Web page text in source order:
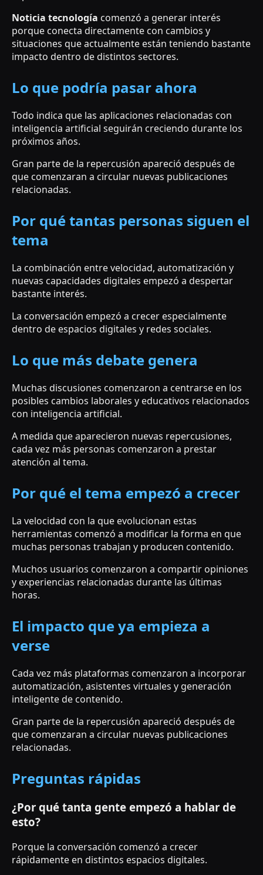
Noticia tecnología comenzó a generar interés
porque conecta directamente con cambios y
situaciones que actualmente están teniendo bastante
impacto dentro de distintos sectores.
Lo que podría pasar ahora
Todo indica que las aplicaciones relacionadas con
inteligencia artificial seguirán creciendo durante los
próximos años.
Gran parte de la repercusión apareció después de
que comenzaran a circular nuevas publicaciones
relacionadas.
Por qué tantas personas siguen el
tema
La combinación entre velocidad, automatización y
nuevas capacidades digitales empezó a despertar
bastante interés.
La conversación empezó a crecer especialmente
dentro de espacios digitales y redes sociales.
Lo que más debate genera
Muchas discusiones comenzaron a centrarse en los
posibles cambios laborales y educativos relacionados
con inteligencia artificial.
A medida que aparecieron nuevas repercusiones,
cada vez más personas comenzaron a prestar
atención al tema.
Por qué el tema empezó a crecer
La velocidad con la que evolucionan estas
herramientas comenzó a modificar la forma en que
muchas personas trabajan y producen contenido.
Muchos usuarios comenzaron a compartir opiniones
y experiencias relacionadas durante las últimas
horas.
El impacto que ya empieza a
verse
Cada vez más plataformas comenzaron a incorporar
automatización, asistentes virtuales y generación
inteligente de contenido.
Gran parte de la repercusión apareció después de
que comenzaran a circular nuevas publicaciones
relacionadas.
Preguntas rápidas
¿Por qué tanta gente empezó a hablar de
esto?
Porque la conversación comenzó a crecer
rápidamente en distintos espacios digitales.